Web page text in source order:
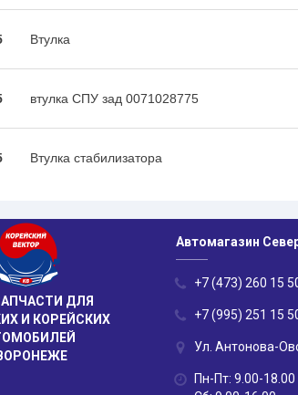
Втулка
втулка СПУ зад 0071028775
Втулка стабилизатора
ДЛЯ
И КОРЕЙСКИХ
Автомагазин
+7 (473) 260 15
+7 (995) 251 15
Ул. Антонова-
Пн-Пт: 9.00-18.00